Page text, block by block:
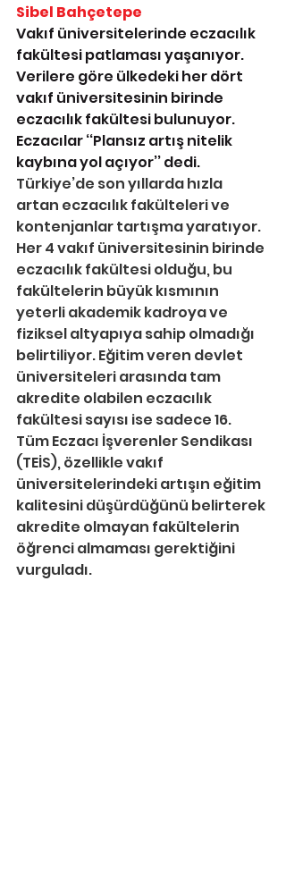
Sibel Bahçetepe
Vakıf üniversitelerinde eczacılık
fakültesi patlaması yaşanıyor.
Verilere göre ülkedeki her dört
vakıf üniversitesinin birinde
eczacılık fakültesi bulunuyor.
Eczacılar ‘‘Plansız artış nitelik
kaybına yol açıyor’’ dedi.
Türkiye’de son yıllarda hızla
artan eczacılık fakülteleri ve
kontenjanlar tartışma yaratıyor.
Her 4 vakıf üniversitesinin birinde
eczacılık fakültesi olduğu, bu
fakültelerin büyük kısmının
yeterli akademik kadroya ve
fiziksel altyapıya sahip olmadığı
belirtiliyor. Eğitim veren devlet
üniversiteleri arasında tam
akredite olabilen eczacılık
fakültesi sayısı ise sadece 16.
Tüm Eczacı İşverenler Sendikası
(TEİS), özellikle vakıf
üniversitelerindeki artışın eğitim
kalitesini düşürdüğünü belirterek
akredite olmayan fakültelerin
öğrenci almaması gerektiğini
vurguladı.